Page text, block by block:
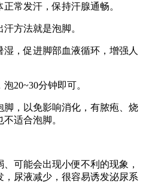
常发汗，保持汗腺通畅。
方法就是泡脚。
，促进脚部血液循环，增强人
20~30分钟即可。
，以免影响消化，有脓疱、烧
适合泡脚。
可能会出现小便不利的现象，
尿液减少，很容易诱发泌尿系